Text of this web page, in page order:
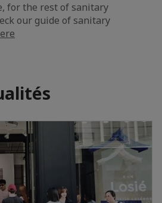
for the rest of sanitary
our guide of sanitary